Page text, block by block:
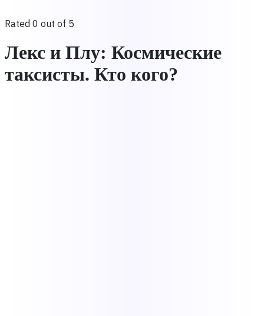
Rated 0 out of 5
Лекс и Плу: Космические
таксисты. Кто кого?